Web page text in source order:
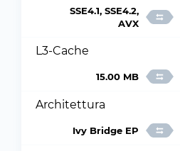
SSE4.1, SSE4.2,
AVX
L3-Cache
15.00 MB
Architettura
Ivy Bridge EP